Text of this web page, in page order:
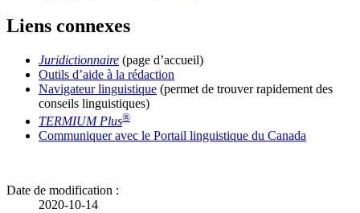
Liens connexes
Juridictionnaire (page d’accueil)
Outils d’aide à la rédaction
Navigateur linguistique (permet de trouver rapidement des
conseils linguistiques)
TERMIUM Plus®
Communiquer avec le Portail linguistique du Canada
Date de modification :
2020-10-14